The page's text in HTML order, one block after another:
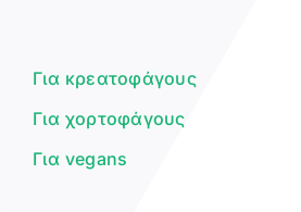
Για κρεατοφάγους
Για χορτοφάγους
Για vegans